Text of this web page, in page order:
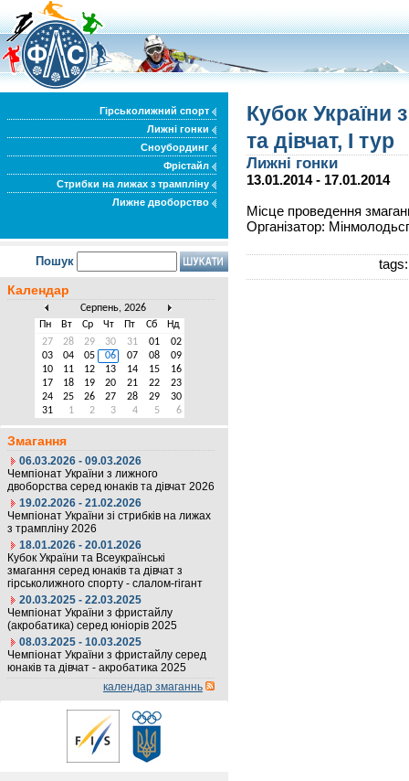
Гірськолижний спорт
Лижні гонки
Сноубординг
Фрістайл
Стрибки на лижах з трампліну
Лижне двоборство
Пошук
Календар
Серпень, 2026
Пн
Вт Ср Чт Пт Сб
Нд
27
28 29 30 31 01
02
03
04 05 06 07 08
09
10
11 12 13 14 15
16
17
18 19 20 21 22
23
24
25 26 27 28 29
30
31
1 2 3 4 5 6
Змагання
06.03.2026 - 09.03.2026
Чемпіонат України з лижного
двоборства серед юнаків та дівчат 2026
19.02.2026 - 21.02.2026
Чемпіонат України зі стрибків на лижах
з трампліну 2026
18.01.2026 - 20.01.2026
Кубок України та Всеукраїнські
змагання серед юнаків та дівчат з
гірськолижного спорту - слалом-гігант
20.03.2025 - 22.03.2025
Чемпіонат України з фристайлу
(акробатика) серед юніорів 2025
08.03.2025 - 10.03.2025
Чемпіонат України з фристайлу серед
юнаків та дівчат - акробатика 2025
календар змаганнь
Кубок України
та дівчат, І тур
Лижні гонки
13.01.2014 - 17.01.2014
Місце проведення
Організатор: